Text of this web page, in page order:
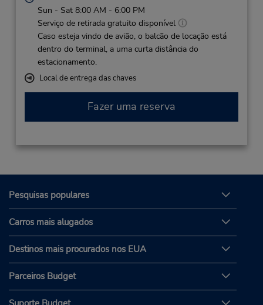
Sun - Sat 8:00 AM - 6:00 PM
Serviço de retirada gratuito disponível
Caso esteja vindo de avião, o balcão de locação está
dentro do terminal, a uma curta distância do
estacionamento.
Local de entrega das chaves
Fazer uma reserva
Pesquisas populares
Carros mais alugados
Destinos mais procurados nos EUA
Parceiros Budget